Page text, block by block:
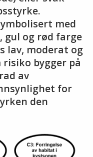
med
gul og rød farge
lav, moderat og
bygger på
av
for
den